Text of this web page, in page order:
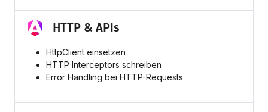
HTTP & APIs
HttpClient einsetzen
HTTP Interceptors schreiben
Error Handling bei HTTP-Requests